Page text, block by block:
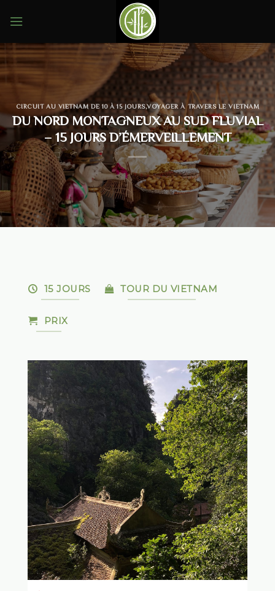
CIRCUIT AU VIETNAM DE 10 À 15 JOURS,VOYAGER À TRAVERS LE VIETNAM
DU NORD MONTAGNEUX AU SUD FLUVIAL
– 15 JOURS D’ÉMERVEILLEMENT
15 JOURS TOUR DU VIETNAM
PRIX